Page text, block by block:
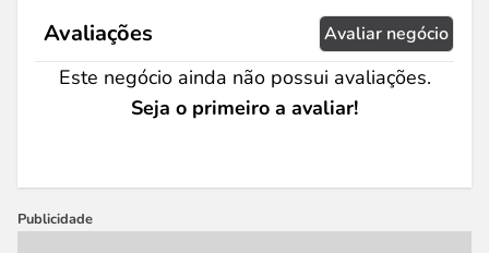
Avaliações Avaliar negócio
Este negócio ainda não possui avaliações.
Seja o primeiro a avaliar!
Publicidade